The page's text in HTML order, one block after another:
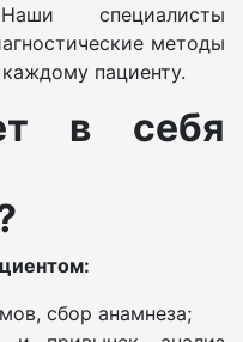
специалисты
методы
пациенту.
в себя
сбор анамнеза;